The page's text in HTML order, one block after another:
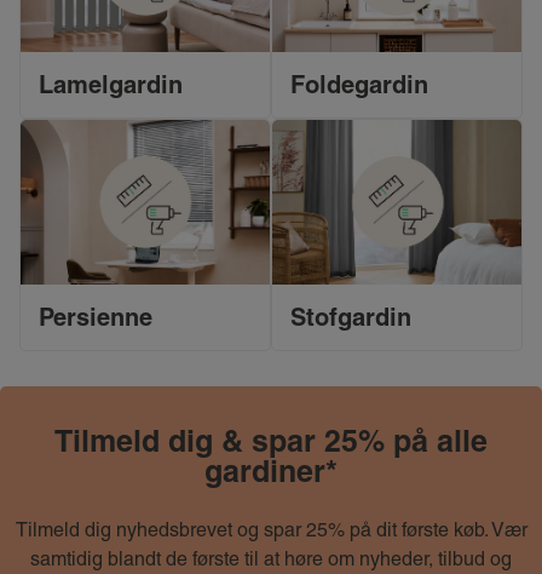
Lamelgardin Foldegardin
Persienne Stofgardin
Tilmeld dig & spar 25% på alle
gardiner*
Tilmeld dig nyhedsbrevet og spar 25% på dit første køb. Vær
samtidig blandt de første til at høre om nyheder, tilbud og